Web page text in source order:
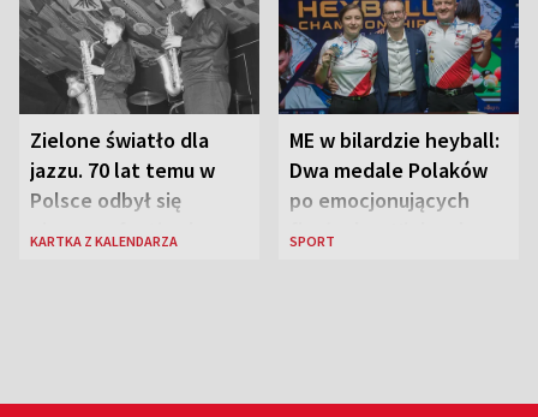
Zielone światło dla
jazzu. 70 lat temu w
Polsce odbył się
pierwszy festiwal
KARTKA Z KALENDARZA
ME w bilardzie heyball:
Dwa medale Polaków
po emocjonujących
finałach w Kielcach
SPORT